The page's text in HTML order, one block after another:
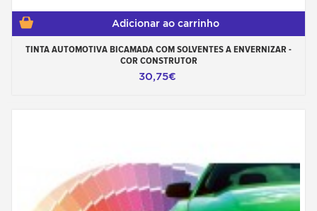
Adicionar ao carrinho
TINTA AUTOMOTIVA BICAMADA COM SOLVENTES A ENVERNIZAR -
COR CONSTRUTOR
30,75€